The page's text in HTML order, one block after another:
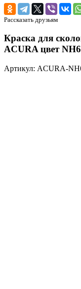
Рассказать друзьям
Краска для
ACURA цвет
Артикул: ACURA-